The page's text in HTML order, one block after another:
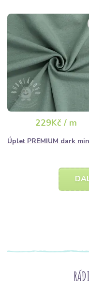
229Kč / m
Úplet PREMIUM dark